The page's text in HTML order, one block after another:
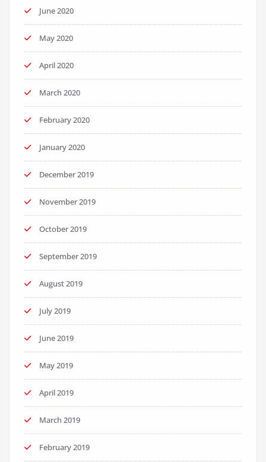
June 2020
May 2020
April 2020
March 2020
February 2020
January 2020
December 2019
November 2019
October 2019
September 2019
August 2019
July 2019
June 2019
May 2019
April 2019
March 2019
February 2019